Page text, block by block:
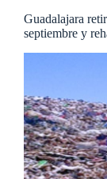
Guadalajara
septiembre y